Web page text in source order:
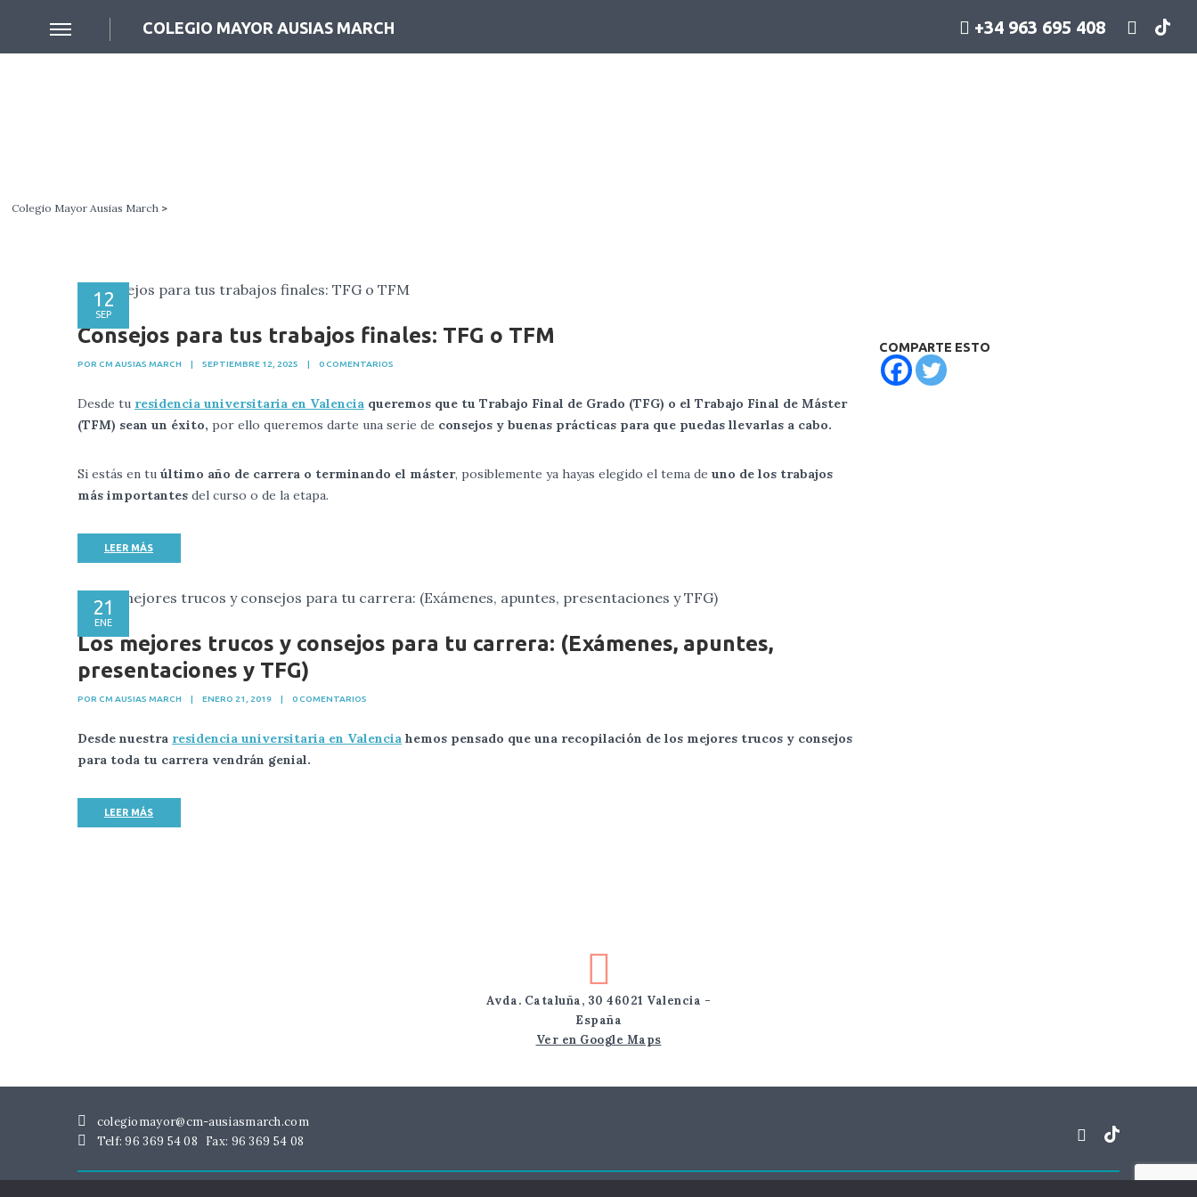
COLEGIO MAYOR AUSIAS MARCH +34 963 695 408
Colegio Mayor Ausias March >
12
SEP
Consejos para tus trabajos finales: TFG o TFM
POR CM AUSIAS MARCH | SEPTIEMBRE 12, 2025 | 0 COMENTARIOS
Desde tu residencia universitaria en Valencia queremos que tu Trabajo Final de Grado (TFG) o el Trabajo Final de Máster
(TFM) sean un éxito, por ello queremos darte una serie de consejos y buenas prácticas para que puedas llevarlas a cabo.
Si estás en tu último año de carrera o terminando el máster, posiblemente ya hayas elegido el tema de uno de los trabajos
más importantes del curso o de la etapa.
LEER MÁS
21
ENE
Los mejores trucos y consejos para tu carrera: (Exámenes, apuntes,
presentaciones y TFG)
POR CM AUSIAS MARCH | ENERO 21, 2019 | 0 COMENTARIOS
Desde nuestra residencia universitaria en Valencia hemos pensado que una recopilación de los mejores trucos y consejos
para toda tu carrera vendrán genial.
LEER MÁS
COMPARTE ESTO
Avda. Cataluña, 30 46021 Valencia -
España
Ver en Google Maps
colegiomayor@cm-ausiasmarch.com
Telf: 96 369 54 08
Fax: 96 369 54 08